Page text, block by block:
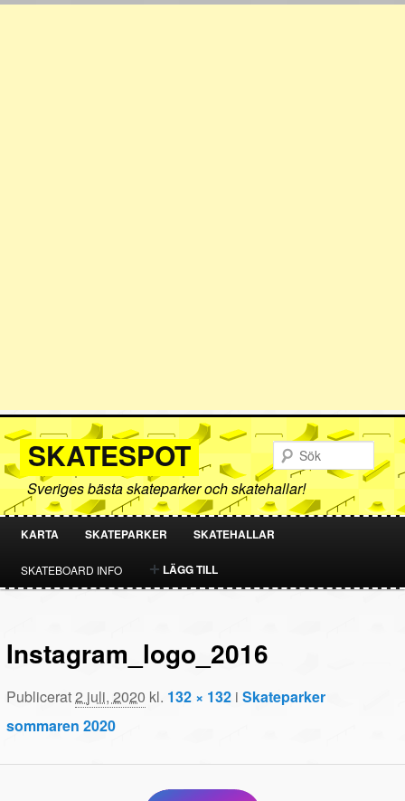
SKATESPOT
Sveriges bästa skateparker och skatehallar!
HOPPA
TILL
HOPPA
TILL
KARTA SKATEPARKER SKATEHALLAR
SKATEBOARD INFO LÄGG TILL
Instagram_logo_2016
Publicerat2 juli, 2020 kl. 132 × 132 iSkateparker
sommaren 2020